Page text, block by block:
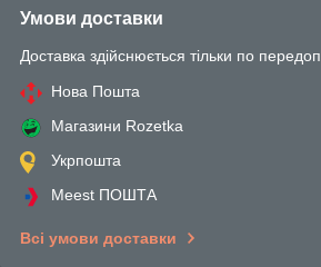
Умови доставки
Доставка здійснюється тільки по
Нова Пошта
Магазини Rozetka
Укрпошта
Meest ПОШТА
Всі умови доставки